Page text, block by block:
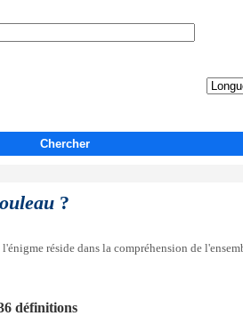
Chercher
?
réside dans la compréhension de
définitions